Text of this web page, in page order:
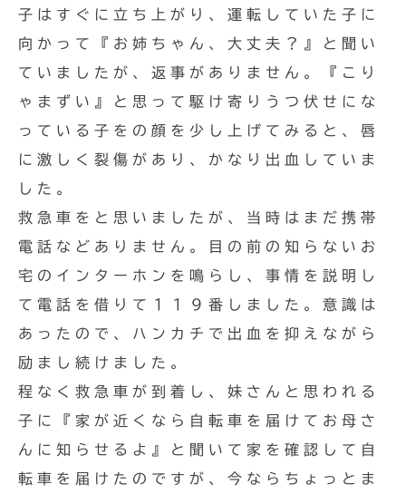
子はすぐに立ち上がり、運転していた子に
向かって『お姉ちゃん、大丈夫？』と聞い
ていましたが、返事がありません。『こり
ゃまずい』と思って駆け寄りうつ伏せにな
っている子をの顔を少し上げてみると、唇
に激しく裂傷があり、かなり出血していま
した。
救急車をと思いましたが、当時はまだ携帯
電話などありません。目の前の知らないお
宅のインターホンを鳴らし、事情を説明し
て電話を借りて１１９番しました。意識は
あったので、ハンカチで出血を抑えながら
励まし続けました。
程なく救急車が到着し、妹さんと思われる
子に『家が近くなら自転車を届けてお母さ
んに知らせるよ』と聞いて家を確認して自
転車を届けたのですが、今ならちょっとま